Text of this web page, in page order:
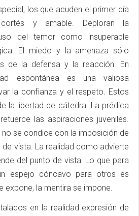
los que acuden el primer día
y amable. Deploran la
del temor como insuperable
El miedo y la amenaza sólo
de la defensa y la reacción. En
espontánea es una valiosa
la confianza y el respeto. Estos
la libertad de cátedra. La prédica
las aspiraciones juveniles.
se condice con la imposición de
vista. La realidad como advierte
del punto de vista. Lo que para
espejo cóncavo para otros es
expone, la mentira se impone.
en la realidad expresión de